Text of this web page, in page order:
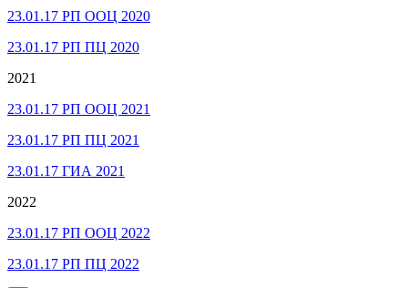
23.01.17 РП ООЦ 2020
23.01.17 РП ПЦ 2020
2021
23.01.17 РП ООЦ 2021
23.01.17 РП ПЦ 2021
23.01.17 ГИА 2021
2022
23.01.17 РП ООЦ 2022
23.01.17 РП ПЦ 2022